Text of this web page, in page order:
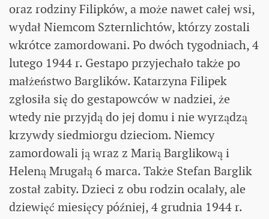
oraz rodziny Filipków, a może nawet całej wsi,
wydał Niemcom Szternlichtów, którzy zostali
wkrótce zamordowani. Po dwóch tygodniach, 4
lutego 1944 r. Gestapo przyjechało także po
małżeństwo Barglików. Katarzyna Filipek
zgłosiła się do gestapowców w nadziei, że
wtedy nie przyjdą do jej domu i nie wyrządzą
krzywdy siedmiorgu dzieciom. Niemcy
zamordowali ją wraz z Marią Barglikową i
Heleną Mrugałą 6 marca. Także Stefan Barglik
został zabity. Dzieci z obu rodzin ocalały, ale
dziewięć miesięcy później, 4 grudnia 1944 r.